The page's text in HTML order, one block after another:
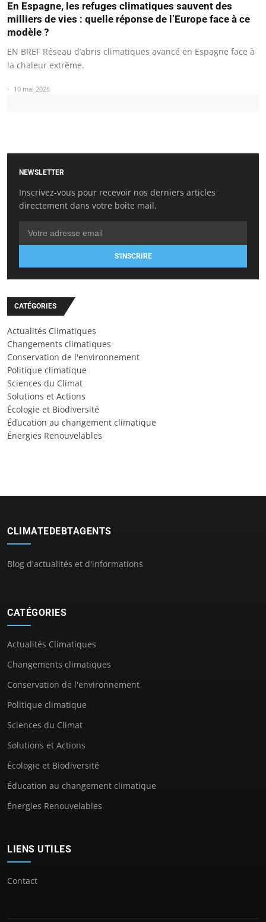
En Espagne, les refuges climatiques sauvent des
milliers de vies : quelle réponse de l’Europe face à ce
modèle ?
EN BREF Réseau d’abris climatiques avancé en Espagne face à
la chaleur extrême.
10 mai 2026
NEWSLETTER
Inscrivez-vous pour recevoir nos derniers articles
directement dans votre boîte mail.
S'INSCRIRE
CATÉGORIES
Actualités Climatiques
Changements climatiques
Conservation de l'environnement
Politique climatique
Sciences du Climat
Solutions et Actions
Écologie et Biodiversité
Éducation au changement climatique
Énergies Renouvelables
CLIMATEDEBTAGENTS
Blog d'actualités et d'informations
CATÉGORIES
Actualités Climatiques
Changements climatiques
Conservation de l'environnement
Politique climatique
Sciences du Climat
Solutions et Actions
Écologie et Biodiversité
Éducation au changement climatique
Énergies Renouvelables
LIENS UTILES
Contact